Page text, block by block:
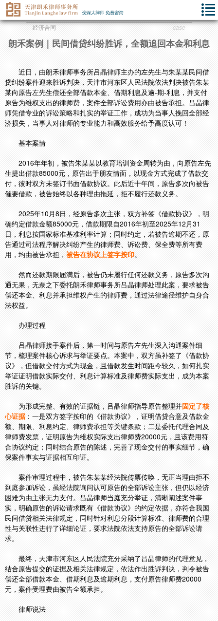
经济合同 case
朗禾案例｜民间借贷纠纷胜诉，全额追回本金和利息
近日，由朗禾律师事务所吕晶律师主办的左先生与朱某某民间借
贷纠纷案件迎来胜诉判决，天津市河东区人民法院依法判决被告朱某
某向原告左先生偿还全部借款本金、借期利息及逾-期-利息，并支付
原告为维权支出的律师费，案件全部诉讼费用亦由被告承担。吕晶律
师凭借专业的诉讼策略和扎实的举证工作，成功为当事人挽回全部经
济损失，当事人对律师的专业能力和高效服务给予高度认可！
基本案情
2016年年初，被告朱某某以教育培训资金周转为由，向原告左先
生提出借款85000元，原告出于朋友情面，以现金方式完成了借款交
付，彼时双方未签订书面借款协议。此后近十年间，原告多次向被告
催要借款，被告始终以各种理由拖延，拒不履行还款义务。
2025年10月8日，经原告多次主张，双方补签《借款协议》，明
确约定借款金额85000元，借款期限自2016年初至2025年12月31
日，利息按国家标准基准利率计算；同时约定，若被告逾期不还，原
告通过司法程序解决纠纷产生的律师费、诉讼费、保全费等所有费
用，均由被告承担， 被告在协议上签字按印。
然而还款期限届满后，被告仍未履行任何还款义务，原告多次沟
通无果，无奈之下委托朗禾律师事务所吕晶律师处理此案，要求被告
偿还本金、利息并承担维权产生的律师费，通过法律途径维护自身合
法权益。
办理过程
吕晶律师接手案件后，第一时间与原告左先生深入沟通案件细
节，梳理案件核心诉求与举证要点。本案中，双方虽补签了《借款协
议》，但借款交付方式为现金，且借款发生时间距今较久，如何扎实
举证证明借款实际交付、利息计算标准及律师费实际支出，成为本案
胜诉的关键。
为形成完整、有效的证据链，吕晶律师指导原告整理并固定了核
心证据：一是双方签字按印的《借款协议》，证明借贷合意及借款金
额、期限、利息约定、律师费承担等关键条款；二是委托代理合同及
律师费发票，证明原告为维权实际支出律师费20000元，且该费用符
合协议约定；同时结合原告的陈述，完善了现金交付的事实细节，确
保案件事实与证据相互印证。
案件审理过程中，被告朱某某经法院传票传唤，无正当理由拒不
到庭参加诉讼，虽经法院询问认可原告的全部诉讼主张，但仍以经济
困难为由主张无力支付。吕晶律师当庭充分举证，清晰阐述案件事
实，明确原告的诉讼请求既有《借款协议》的约定依据，亦符合我国
民间借贷相关法律规定，同时针对利息分段计算标准、律师费的合理
性与关联性进行了详细论证，要求法院依法支持原告的全部诉讼请
求。
最终，天津市河东区人民法院充分采纳了吕晶律师的代理意见，
结合原告提交的证据及相关法律规定，依法作出胜诉判决，判令被告
偿还全部借款本金、借期利息及逾期利息，支付原告律师费20000
元，案件受理费由被告全额承担。
律师说法